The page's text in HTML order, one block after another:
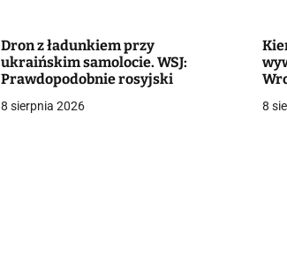
Dron z ładunkiem przy
ukraińskim samolocie. WSJ:
Prawdopodobnie rosyjski
8 sierpnia 2026 8